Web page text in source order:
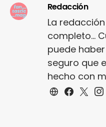
Redacción
La
completo...
puede
seguro que
hecho con